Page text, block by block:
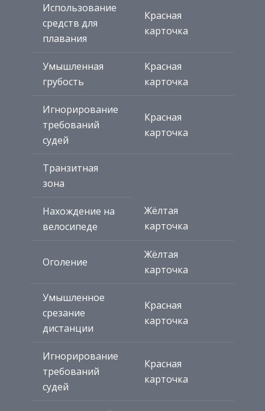
Использование
средств для
плавания
Красная
карточка
Умышленная
грубость
Красная
карточка
Игнорирование
требований
судей
Красная
карточка
Транзитная
зона
Нахождение на
велосипеде
Жёлтая
карточка
Оголение
Жёлтая
карточка
Умышленное
срезание
дистанции
Красная
карточка
Игнорирование
требований
судей
Красная
карточка